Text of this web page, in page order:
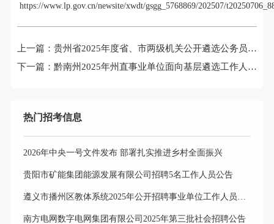
https://www.lp.gov.cn/newsite/xwdt/gsgg_5768869/202507/
上一篇： 贵州省2025年度省、市两级机关公开遴选公务员（省直考区）考察公告（第2批）
下一篇： 黔南州2025年州直事业单位面向基层遴选工作人员笔试成绩核查情况、排名及资格复审公告
热门招考信息
2026年中央一号文件发布 部署扎实推进乡村全面振兴
贵阳市矿能集团能源发展有限公司招聘5名工作人员公告
南方电网数字电网集团有限公司2025年第三批社会招聘公告